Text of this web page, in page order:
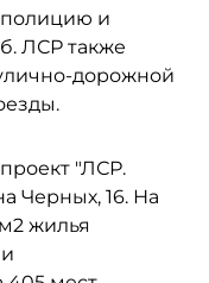
и
ЛСР также
дорожной
"ЛСР.
Черных, 16. На
жилья